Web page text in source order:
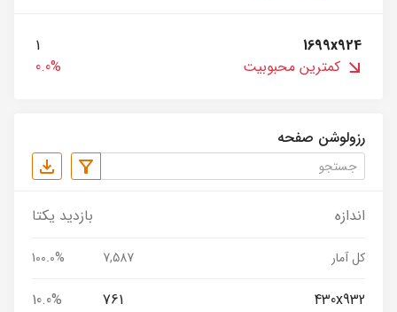
1699x924
1
کمترین محبوبیت
0.0%
رزولوشن صفحه
اندازه بازدید یکتا
کل آمار 7,587
100.0%
430x932
761
10.0%